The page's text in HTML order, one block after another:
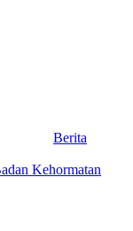
Berita
Kehormatan